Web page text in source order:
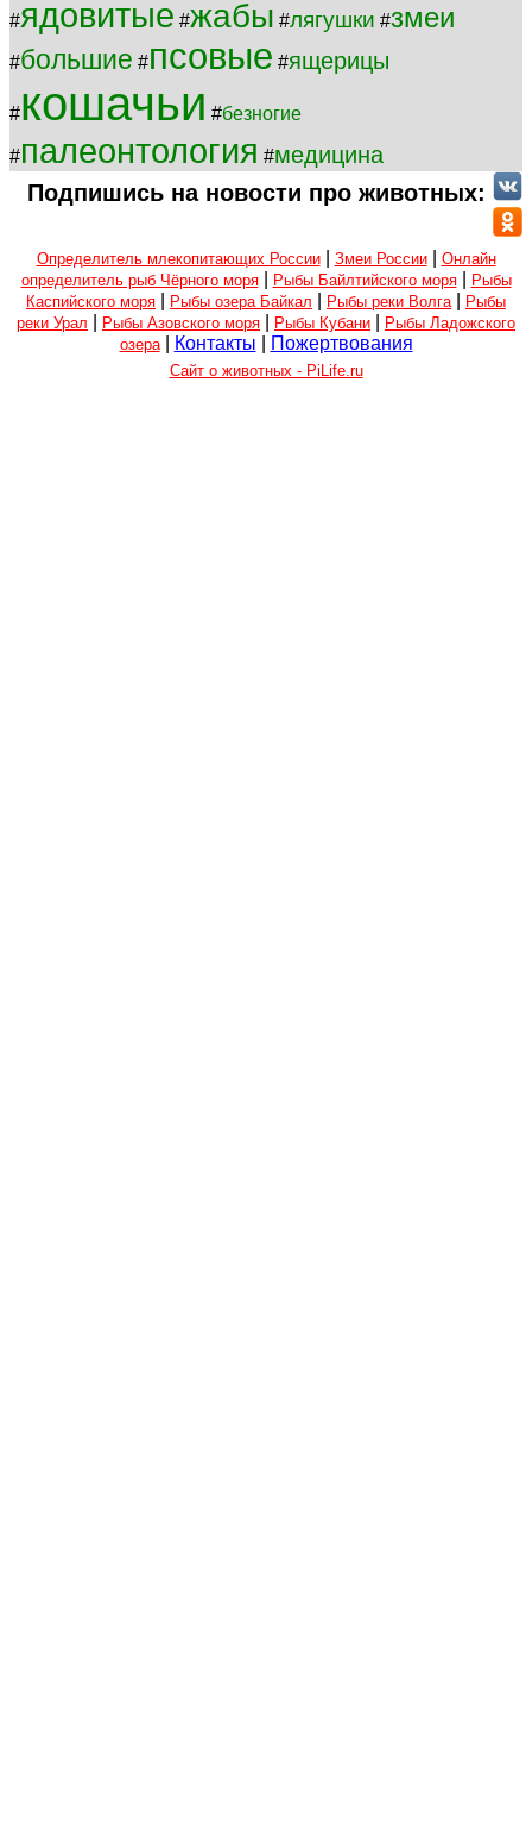
#ядовитые #жабы #лягушки #змеи
#большие #псовые #ящерицы
#кошачьи #безногие
#палеонтология #медицина
Подпишись на новости про животных:
Определитель млекопитающих России| Змеи России| Онлайн
определитель рыб Чёрного моря| Рыбы Байлтийского моря|
Рыбы
Каспийского моря
Рыбы озера Байкал Рыбы реки Волга
Рыбы
реки Урал
Рыбы Азовского моря Рыбы Кубани
Рыбы Ладожского
озера| Контакты Пожертвования
Сайт о животных - PiLife.ru